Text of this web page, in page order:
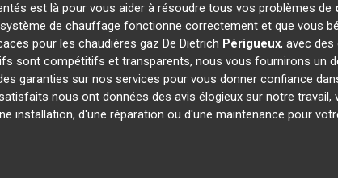
est là pour vous aider à résoudre tous vos problèmes de
de chauffage fonctionne correctement et que vous
pour les chaudières gaz De Dietrich Périgueux, avec
sont compétitifs et transparents, nous vous fournirons un
garanties sur nos services pour vous donner confiance
nous ont données des avis élogieux sur notre
installation, d'une réparation ou d'une maintenance pour